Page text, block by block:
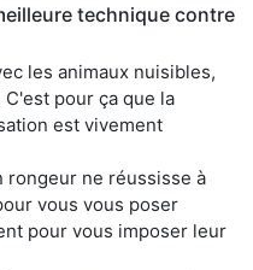
technique contre
les animaux nuisibles,
pour ça que la
est vivement
rongeur ne réussisse à
vous vous poser
pour vous imposer leur